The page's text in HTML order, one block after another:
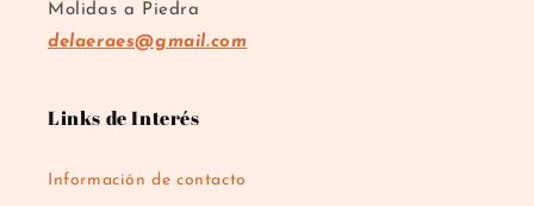
Molidas a Piedra
delaeraes@gmail.com
Links de Interés
Información de contacto